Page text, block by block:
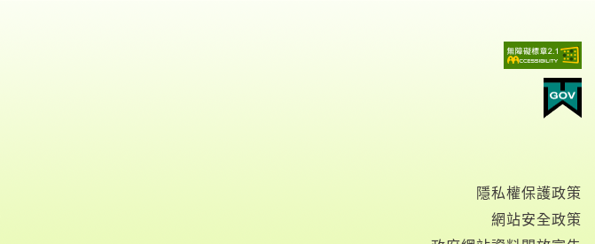
隱私權保護政策
網站安全政策